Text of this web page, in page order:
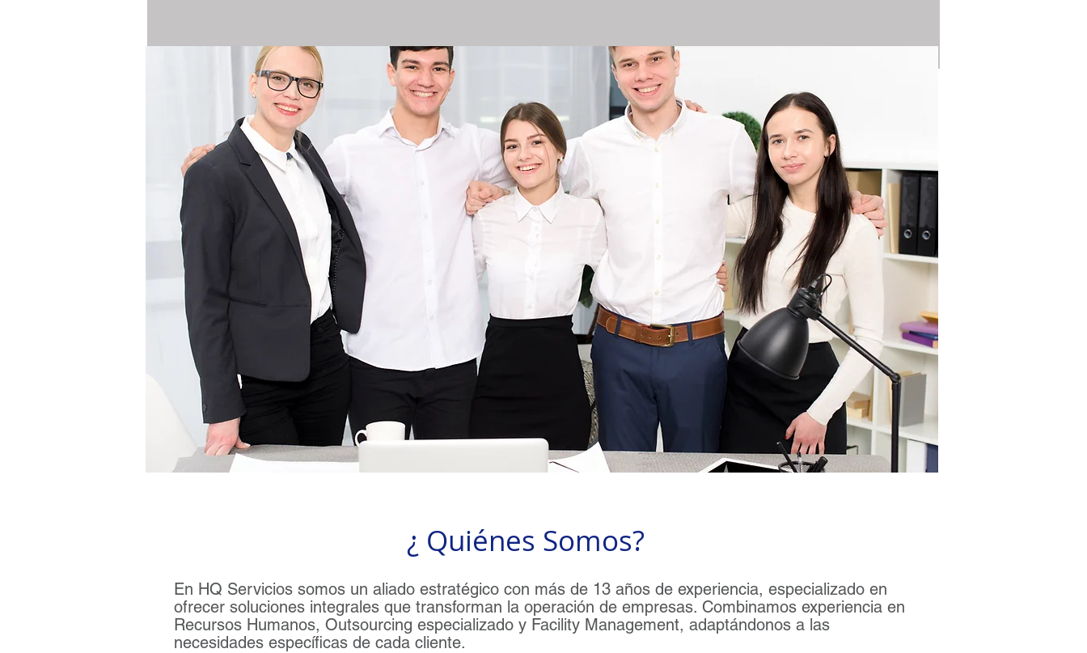
¿ Quiénes Somos?
En HQ Servicios somos un aliado estratégico con más de 13 años de experiencia, especializado en
ofrecer soluciones integrales que transforman la operación de empresas. Combinamos experiencia en
Recursos Humanos, Outsourcing especializado y Facility Management, adaptándonos a las
necesidades específicas de cada cliente.